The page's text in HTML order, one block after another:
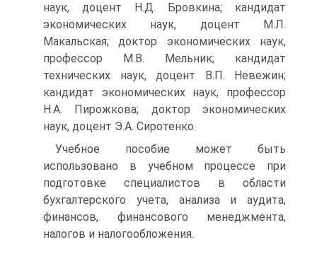
наук, доцент Н.Д. Бровкина; кандидат
экономических наук, доцент М.Л.
Макальская; доктор экономических наук,
профессор М.В. Мельник; кандидат
технических наук, доцент В.П. Невежин;
кандидат экономических наук, профессор
Н.А. Пирожкова; доктор экономических
наук, доцент Э.А. Сиротенко.
Учебное пособие может быть
использовано в учебном процессе при
подготовке специалистов в области
бухгалтерского учета, анализа и аудита,
финансов, финансового менеджмента,
налогов и налогообложения.